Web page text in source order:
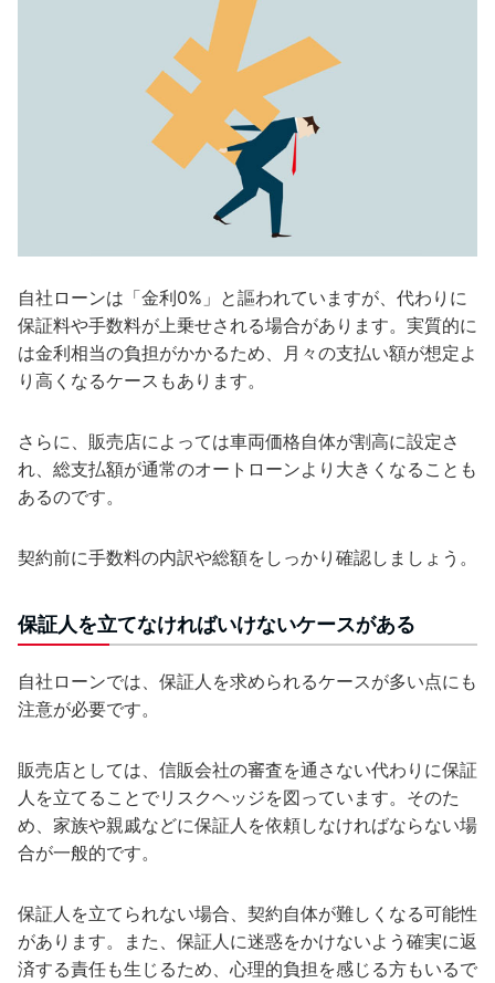
自社ローンは「金利0%」と謳われていますが、代わりに
保証料や手数料が上乗せされる場合があります。実質的に
は金利相当の負担がかかるため、月々の支払い額が想定よ
り高くなるケースもあります。
さらに、販売店によっては車両価格自体が割高に設定さ
れ、総支払額が通常のオートローンより大きくなることも
あるのです。
契約前に手数料の内訳や総額をしっかり確認しましょう。
保証人を立てなければいけないケースがある
自社ローンでは、保証人を求められるケースが多い点にも
注意が必要です。
販売店としては、信販会社の審査を通さない代わりに保証
人を立てることでリスクヘッジを図っています。そのた
め、家族や親戚などに保証人を依頼しなければならない場
合が一般的です。
保証人を立てられない場合、契約自体が難しくなる可能性
があります。また、保証人に迷惑をかけないよう確実に返
済する責任も生じるため、心理的負担を感じる方もいるで